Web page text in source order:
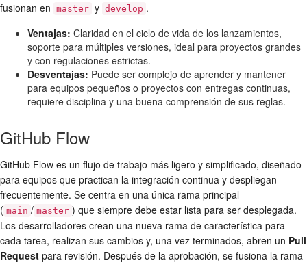
fusionan en master y develop .
Ventajas: Claridad en el ciclo de vida de los lanzamientos,
soporte para múltiples versiones, ideal para proyectos grandes
y con regulaciones estrictas.
Desventajas: Puede ser complejo de aprender y mantener
para equipos pequeños o proyectos con entregas continuas,
requiere disciplina y una buena comprensión de sus reglas.
GitHub Flow
GitHub Flow es un flujo de trabajo más ligero y simplificado, diseñado
para equipos que practican la integración continua y despliegan
frecuentemente. Se centra en una única rama principal
( main / master ) que siempre debe estar lista para ser desplegada.
Los desarrolladores crean una nueva rama de característica para
cada tarea, realizan sus cambios y, una vez terminados, abren un Pull
Request para revisión. Después de la aprobación, se fusiona la rama